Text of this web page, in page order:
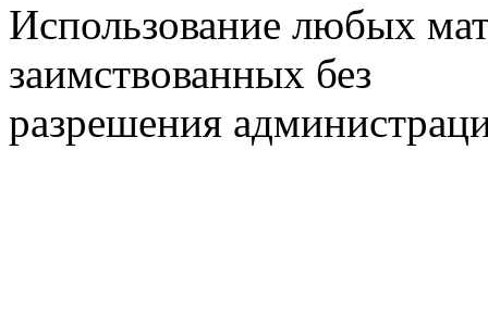
Использование любых
заимствованных без
разрешения